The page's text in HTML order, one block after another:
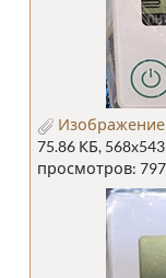
Изображение
75.86 КБ, 568x543
просмотров: 797